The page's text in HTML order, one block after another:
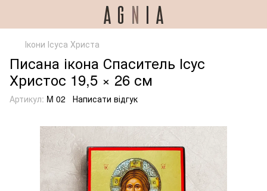
Ікони Ісуса Христа
Писана ікона Спаситель Ісус
Христос 19,5 × 26 см
Артикул: M 02 Написати відгук